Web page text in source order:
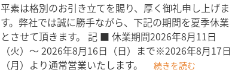
平素は格別のお引き立てを賜り、厚く御礼申し上げま
す。弊社では誠に勝手ながら、下記の期間を夏季休業
とさせて頂きます。 記 ■ 休業期間2026年8月11日
（火）〜 2026年8月16日（日）まで※2026年8月17日
（月）より通常営業いたします。
続きを読む